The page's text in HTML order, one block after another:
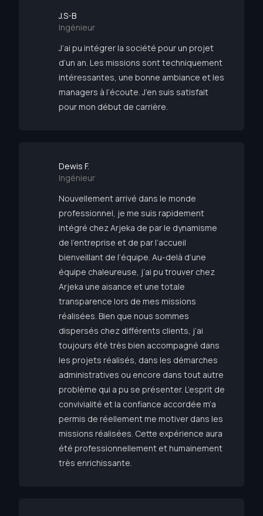
J.S-B
Ingénieur
J’ai pu intégrer la société pour un projet
d’un an. Les missions sont techniquement
intéressantes, une bonne ambiance et les
managers à l’écoute. J’en suis satisfait
pour mon début de carrière.
Dewis F.
Ingénieur
Nouvellement arrivé dans le monde
professionnel, je me suis rapidement
intégré chez Arjeka de par le dynamisme
de l’entreprise et de par l’accueil
bienveillant de l’équipe. Au-delà d’une
équipe chaleureuse, j’ai pu trouver chez
Arjeka une aisance et une totale
transparence lors de mes missions
réalisées. Bien que nous sommes
dispersés chez différents clients, j’ai
toujours été très bien accompagné dans
les projets réalisés, dans les démarches
administratives ou encore dans tout autre
problème qui a pu se présenter. L’esprit de
convivialité et la confiance accordée m’a
permis de réellement me motiver dans les
missions réalisées. Cette expérience aura
été professionnellement et humainement
très enrichissante.